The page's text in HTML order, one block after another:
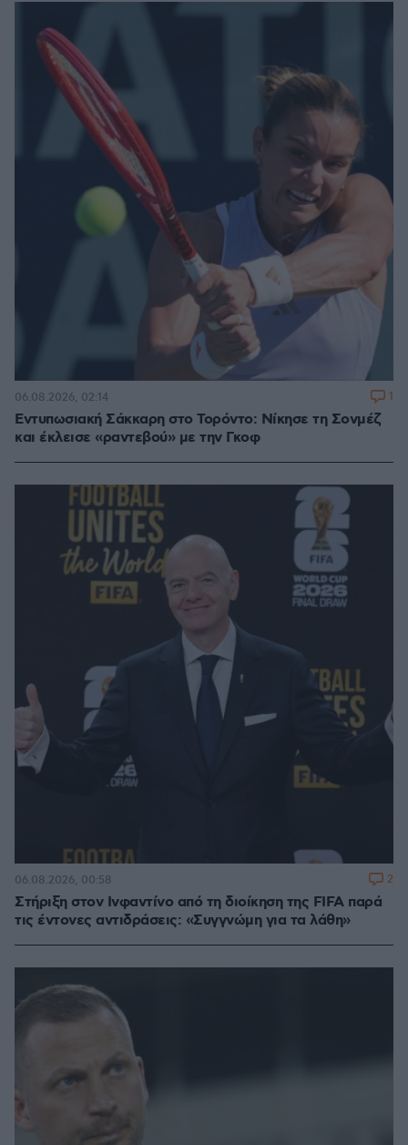
Εντυπωσιακή Σάκκαρη στο Τορόντο: Νίκησε τη Σονμέζ
και έκλεισε «ραντεβού» με την Γκοφ
06.08.2026, 02:14 1
Στήριξη στον Ινφαντίνο από τη διοίκηση της FIFA παρά
τις έντονες αντιδράσεις: «Συγγνώμη για τα λάθη»
06.08.2026, 00:58 2